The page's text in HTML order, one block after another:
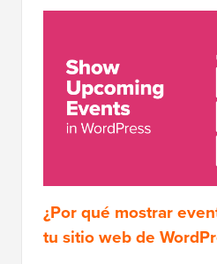
¿Por qué mostrar
tu sitio web de